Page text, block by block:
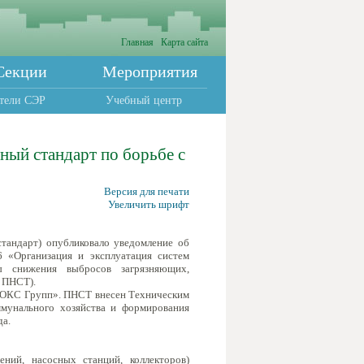
Главная Карта сайта
Мероприятия
СЭР Учебный центр
стандарт по борьбе с
Версия для печати
Увеличить шрифт
опубликовало уведомление об
и эксплуатация систем
снижения выбросов загрязняющих,
ПНСТ).
Групп». ПНСТ внесен Техническим
хозяйства и формирования
насосных станций, коллекторов)